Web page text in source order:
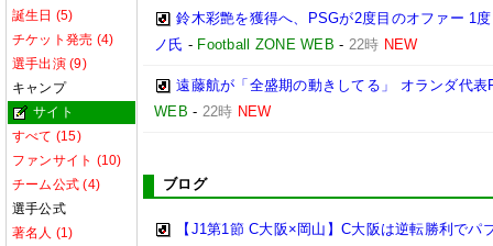
誕生日 (5)
チケット発売 (4)
選手出演 (9)
キャンプ
サイト
すべて (15)
ファンサイト (10)
チーム公式 (4)
選手公式
著名人 (1)
鈴木彩艶を獲得へ、PSGが2度目のオファー 1
ノ氏 - Football ZONE WEB - 22時 NEW
遠藤航が「全盛期の動きしてる」 オランダ代
WEB - 22時 NEW
ブログ
【J1第1節 C大阪×岡山】C大阪は逆転勝利で